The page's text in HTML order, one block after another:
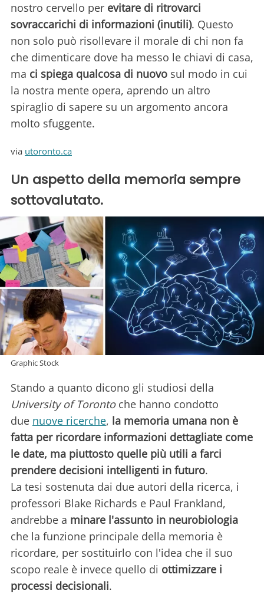
nostro cervello per evitare di ritrovarci
sovraccarichi di informazioni (inutili). Questo
non solo può risollevare il morale di chi non fa
che dimenticare dove ha messo le chiavi di casa,
ma ci spiega qualcosa di nuovo sul modo in cui
la nostra mente opera, aprendo un altro
spiraglio di sapere su un argomento ancora
molto sfuggente.
via utoronto.ca
Un aspetto della memoria sempre
sottovalutato.
Graphic Stock
Stando a quanto dicono gli studiosi della
University of Torontoche hanno condotto
due nuove ricerche, la memoria umana non è
fatta per ricordare informazioni dettagliate come
le date, ma piuttosto quelle più utili a farci
prendere decisioni intelligenti in futuro.
La tesi sostenuta dai due autori della ricerca, i
professori Blake Richards e Paul Frankland,
andrebbe a minare l'assunto in neurobiologia
che la funzione principale della memoria è
ricordare, per sostituirlo con l'idea che il suo
scopo reale è invece quello di ottimizzare i
processi decisionali.